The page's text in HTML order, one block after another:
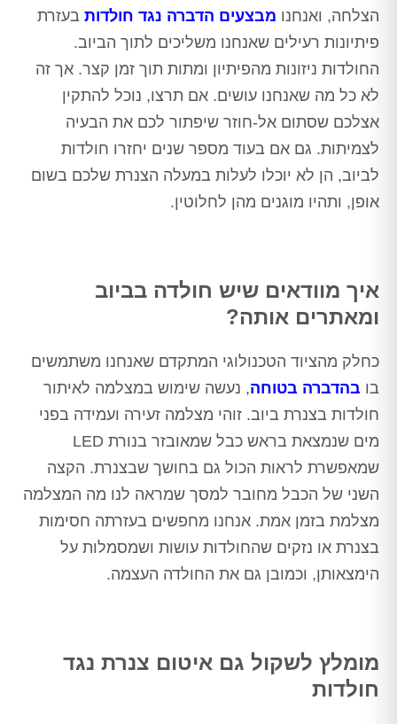
הצלחה, ואנחנו מבצעים הדברה נגד חולדות בעזרת
פיתיונות רעילים שאנחנו משליכים לתוך הביוב.
החולדות ניזונות מהפיתיון ומתות תוך זמן קצר. אך זה
לא כל מה שאנחנו עושים. אם תרצו, נוכל להתקין
אצלכם שסתום אל-חוזר שיפתור לכם את הבעיה
לצמיתות. גם אם בעוד מספר שנים יחזרו חולדות
לביוב, הן לא יוכלו לעלות במעלה הצנרת שלכם בשום
אופן, ותהיו מוגנים מהן לחלוטין.
איך מוודאים שיש חולדה בביוב
ומאתרים אותה?
כחלק מהציוד הטכנולוגי המתקדם שאנחנו משתמשים
בו בהדברה בטוחה, נעשה שימוש במצלמה לאיתור
חולדות בצנרת ביוב. זוהי מצלמה זעירה ועמידה בפני
מים שנמצאת בראש כבל שמאובזר בנורת LED
שמאפשרת לראות הכול גם בחושך שבצנרת. הקצה
השני של הכבל מחובר למסך שמראה לנו מה המצלמה
מצלמת בזמן אמת. אנחנו מחפשים בעזרתה חסימות
בצנרת או נזקים שהחולדות עושות ושמסמלות על
הימצאותן, וכמובן גם את החולדה העצמה.
מומלץ לשקול גם איטום צנרת נגד
חולדות